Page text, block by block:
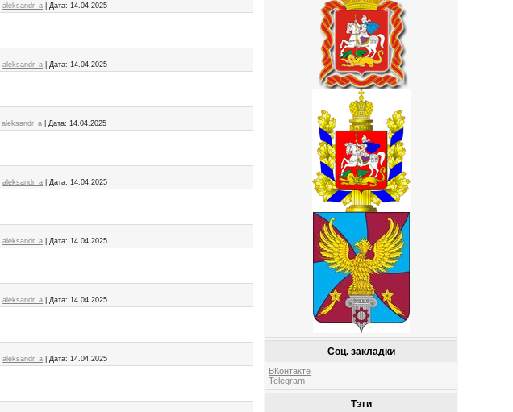
aleksandr_a Дата: 14.04.2025
aleksandr_a Дата: 14.04.2025
aleksandr_a Дата: 14.04.2025
aleksandr_a Дата: 14.04.2025
aleksandr_a Дата: 14.04.2025
aleksandr_a Дата: 14.04.2025
aleksandr_a Дата: 14.04.2025
Соц. закладки
ВКонтакте
Telegram
Тэги